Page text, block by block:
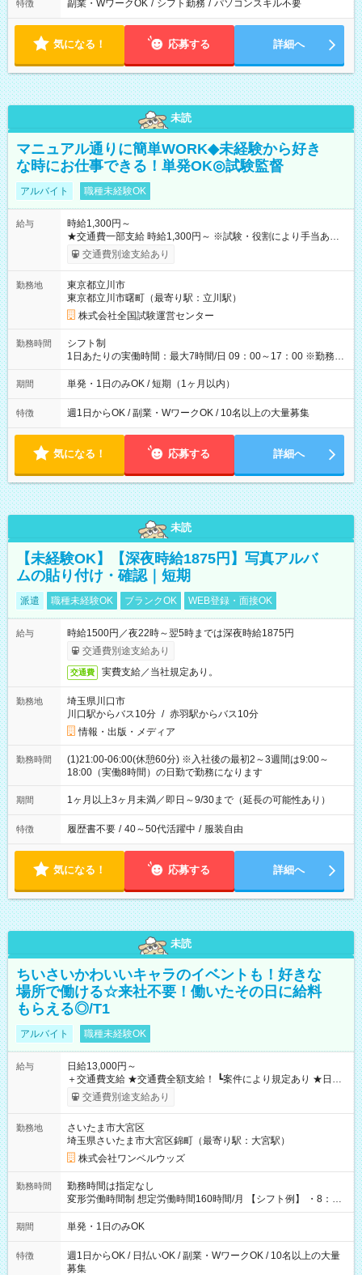
特徴 副業・WワークOK / シフト勤務 / パソコンスキル不要
気になる！ 応募する 詳細へ
未読
マニュアル通りに簡単WORK◆未経験から好き
な時にお仕事できる！単発OK◎試験監督
アルバイト 職種未経験OK
給与
時給1,300円～
★交通費一部支給 時給1,300円～ ※試験・役割により手当あり
※勤務回数により昇給あり 【即給（前払い）オプションあ
り！】 希望される場合、勤務から1週間ほどで給与の一部を受け
例】 ・河合塾模擬試験 8:30～17:30（休憩1時間） 時給1,300円
×8時間＝日収10,400円＋交通費 ※当日の役割により時給＋100
円の場合あり ・国家試験 7:00～13:30（休憩なし） 時給1,300
円（役割手当＋100円）×6時間＝日収8,400円＋交通費 【試用期
間】試用期間なし
交通費別途支給あり
勤務地
東京都立川市
東京都立川市曙町（最寄り駅：立川駅）
株式会社全国試験運営センター
勤務時間
シフト制
1日あたりの実働時間：最大7時間/日 09：00～17：00 ※勤務時
間は 試験により異なります。
期間 単発・1日のみOK / 短期（1ヶ月以内）
特徴 週1日からOK / 副業・WワークOK / 10名以上の大量募集
気になる！ 応募する 詳細へ
未読
【未経験OK】【深夜時給1875円】写真アルバ
ムの貼り付け・確認｜短期
派遣 職種未経験OK ブランクOK WEB登録・面接OK
給与
時給1500円／夜22時～翌5時までは深夜時給1875円
交通費別途支給あり
交通費 実費支給／当社規定あり。
勤務地
埼玉県川口市
川口駅からバス10分 / 赤羽駅からバス10分
情報・出版・メディア
勤務時間
(1)21:00-06:00(休憩60分) ※入社後の最初2～3週間は9:00～
18:00（実働8時間）の日勤で勤務になります
期間 1ヶ月以上3ヶ月未満／即日～9/30まで（延長の可能性あり）
特徴 履歴書不要 / 40～50代活躍中 / 服装自由
気になる！ 応募する 詳細へ
未読
ちいさいかわいいキャラのイベントも！好きな
場所で働ける☆来社不要！働いたその日に給料
もらえる◎/T1
アルバイト 職種未経験OK
給与
日給13,000円～
＋交通費支給 ★交通費全額支給！ ┗案件により規定あり ★日払
いOK！（規定あり） ┗働いたその日に現金GET♪ お仕事後はコ
ンビニATMから 日払い分を引き落とせます！ 【試用期間】試
交通費別途支給あり
勤務地
さいたま市大宮区
埼玉県さいたま市大宮区錦町（最寄り駅：大宮駅）
株式会社ワンベルウッズ
勤務時間
勤務時間は指定なし
変形労働時間制 想定労働時間160時間/月 【シフト例】 ・8：00
～21：00
期間 単発・1日のみOK
特徴
週1日からOK / 日払いOK / 副業・WワークOK / 10名以上の大量
募集